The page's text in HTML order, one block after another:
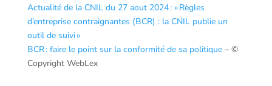
Actualité de la CNIL du 27 aout 2024 : « Règles
d’entreprise contraignantes (BCR) : la CNIL publie un
outil de suivi »
BCR : faire le point sur la conformité de sa politique– ©
Copyright WebLex